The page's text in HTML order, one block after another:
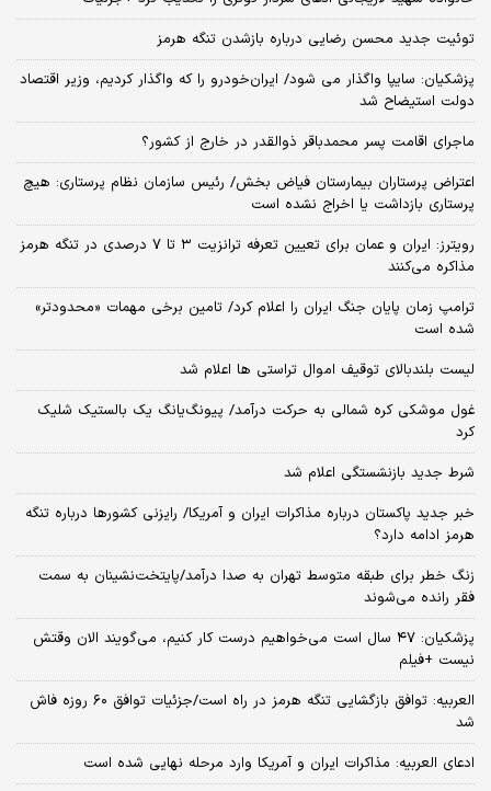
توئیت جدید محسن رضایی درباره بازشدن تنگه هرمز
پزشکیان: سایپا واگذار می شود/ ایران‌خودرو را که واگذار کردیم، وزیر اقتصاد
دولت استیضاح شد
ماجرای اقامت پسر محمدباقر ذوالقدر در خارج از کشور؟
اعتراض پرستاران بیمارستان فیاض بخش/ رئیس سازمان نظام پرستاری: هیچ
پرستاری بازداشت یا اخراج نشده است
رویترز: ایران و عمان برای تعیین تعرفه ترانزیت ۳ تا ۷ درصدی در تنگه هرمز
مذاکره می‌کنند
ترامپ زمان پایان جنگ ایران را اعلام کرد/ تامین برخی مهمات «محدودتر»
شده است
لیست بلندبالای توقیف اموال تراستی ها اعلام شد
غول موشکی کره شمالی به حرکت درآمد/ پیونگ‌یانگ یک بالستیک شلیک
کرد
شرط جدید بازنشستگی اعلام شد
خبر جدید پاکستان درباره مذاکرات ایران و آمریکا/ رایزنی کشورها درباره تنگه
هرمز ادامه دارد؟
زنگ خطر برای طبقه متوسط تهران به صدا درآمد/پایتخت‌نشینان به سمت
فقر رانده می‌شوند
پزشکیان: ۴۷ سال است می‌خواهیم درست کار کنیم، می‌گویند الان وقتش
نیست +فیلم
العربیه: توافق بازگشایی تنگه هرمز در راه است/جزئیات توافق ۶۰ روزه فاش
شد
ادعای العربیه: مذاکرات ایران و آمریکا وارد مرحله نهایی شده است